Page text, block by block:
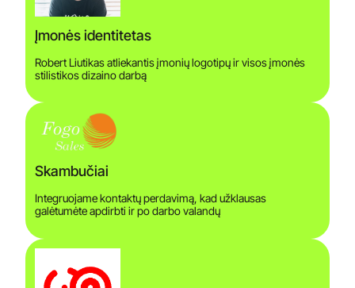
Įmonės identitetas
Robert Liutikas atliekantis įmonių logotipų ir visos įmonės
stilistikos dizaino darbą
Skambučiai
Integruojame kontaktų perdavimą, kad užklausas
galėtumėte apdirbti ir po darbo valandų